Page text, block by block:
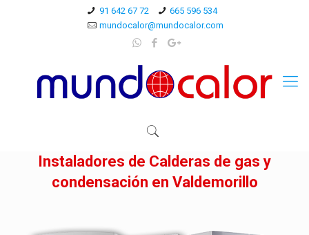
91 642 67 72
665 596 534
mundocalor@mundocalor.com
Instaladores de Calderas de gas y
condensación en Valdemorillo